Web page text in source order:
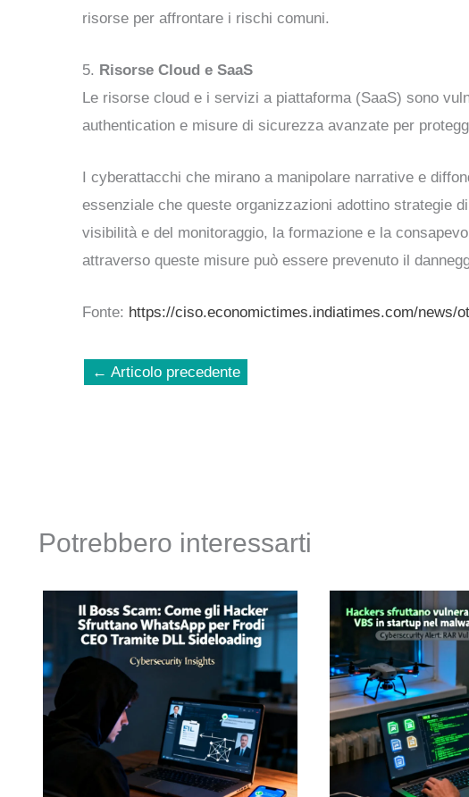
risorse per affrontare i rischi comuni.
5. Risorse Cloud e SaaS
Le risorse cloud e i servizi a piattaforma (SaaS) sono
authentication e misure di sicurezza avanzate per
I cyberattacchi che mirano a manipolare narrative e
essenziale che queste organizzazioni adottino strategie
visibilità e del monitoraggio, la formazione e la
attraverso queste misure può essere prevenuto il
Fonte: https://ciso.economictimes.indiatimes.com/news/
← Articolo precedente
Potrebbero interessarti